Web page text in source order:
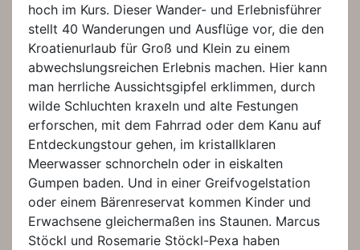
hoch im Kurs. Dieser Wander- und Erlebnisführer
stellt 40 Wanderungen und Ausflüge vor, die den
Kroatienurlaub für Groß und Klein zu einem
abwechslungsreichen Erlebnis machen. Hier kann
man herrliche Aussichtsgipfel erklimmen, durch
wilde Schluchten kraxeln und alte Festungen
erforschen, mit dem Fahrrad oder dem Kanu auf
Entdeckungstour gehen, im kristallklaren
Meerwasser schnorcheln oder in eiskalten
Gumpen baden. Und in einer Greifvogelstation
oder einem Bärenreservat kommen Kinder und
Erwachsene gleichermaßen ins Staunen. Marcus
Stöckl und Rosemarie Stöckl-Pexa haben